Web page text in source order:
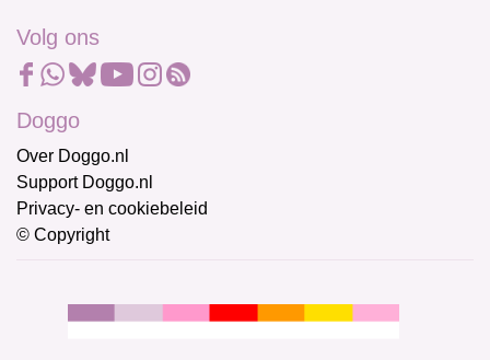
Volg ons
Doggo
Over Doggo.nl
Support Doggo.nl
Privacy- en cookiebeleid
© Copyright